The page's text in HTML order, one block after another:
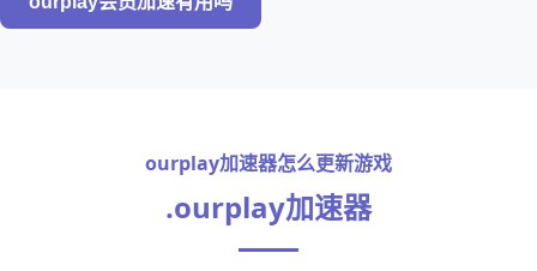
ourplay加速器怎么更新游戏
.ourplay加速器